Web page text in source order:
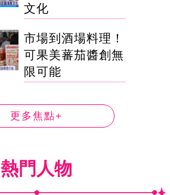
文化
市場到酒場料理！
可果美蕃茄醬創無
限可能
更多焦點+
熱門人物